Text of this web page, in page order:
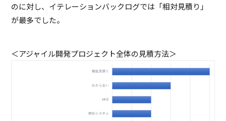
のに対し、イテレーションバックログでは「相対見積り」
が最多でした。
＜アジャイル開発プロジェクト全体の見積方法＞